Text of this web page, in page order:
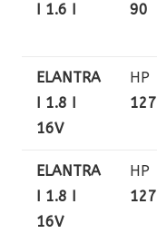
I 1.6 I
90
ELANTRA
I 1.8 I
16V
HP
127
ELANTRA
I 1.8 I
16V
HP
127